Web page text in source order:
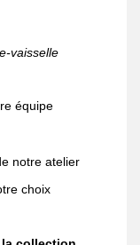
vaisselle
équipe
notre atelier
choix